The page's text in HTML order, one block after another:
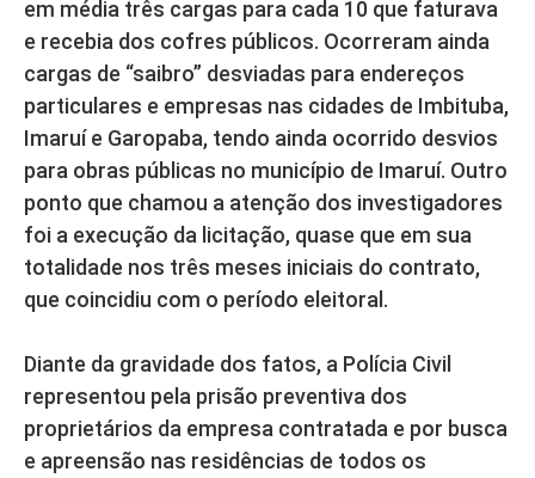
em média três cargas para cada 10 que faturava
e recebia dos cofres públicos. Ocorreram ainda
cargas de “saibro” desviadas para endereços
particulares e empresas nas cidades de Imbituba,
Imaruí e Garopaba, tendo ainda ocorrido desvios
para obras públicas no município de Imaruí. Outro
ponto que chamou a atenção dos investigadores
foi a execução da licitação, quase que em sua
totalidade nos três meses iniciais do contrato,
que coincidiu com o período eleitoral.
Diante da gravidade dos fatos, a Polícia Civil
representou pela prisão preventiva dos
proprietários da empresa contratada e por busca
e apreensão nas residências de todos os